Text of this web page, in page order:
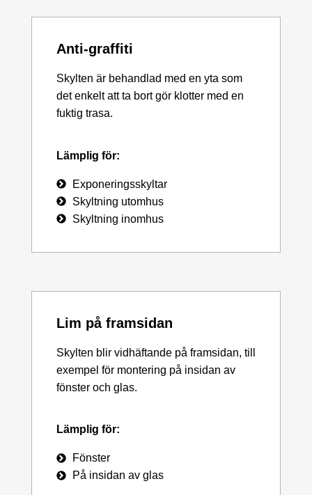
Anti-graffiti
Skylten är behandlad med en yta som
det enkelt att ta bort gör klotter med en
fuktig trasa.
Lämplig för:
Exponeringsskyltar
Skyltning utomhus
Skyltning inomhus
Lim på framsidan
Skylten blir vidhäftande på framsidan, till
exempel för montering på insidan av
fönster och glas.
Lämplig för:
Fönster
På insidan av glas